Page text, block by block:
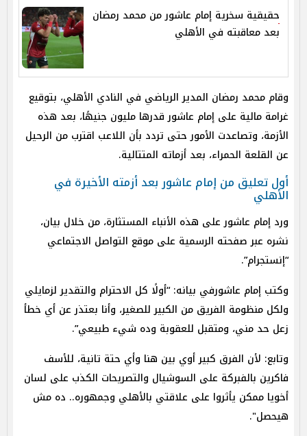
حقيقية سخرية إمام عاشور من محمد رمضان
بعد معاقبته في الأهلي
وقام محمد رمضان المدير الرياضي في النادي الأهلي، بتوقيع
غرامة مالية على إمام عاشور قدرها مليون جنيهًا، بعد هذه
الأزمة، وتصاعدت الأمور حتى تردد بأن اللاعب اقترب من الرحيل
عن القلعة الحمراء، بعد أزماته المتتالية.
أول تعليق من إمام عاشور بعد أزمته الأخيرة في
الأهلي
ورد إمام عاشور على هذه الأنباء المستثارة، من خلال بيان،
نشره عبر صفحته الرسمية على موقع التواصل الاجتماعي
“إنستجرام”.
وكتب إمام عاشورفي بيانه: “أولًا كل الاحترام والتقدير لزمايلي
ولكل منظومة الفريق من الكبير للصغير، وأنا بعتذر عن أي خطأ
زعل حد مني، ومتقبل للعقوبة وده شيء طبيعي”.
وتابع: لأن الفرق كبير أوي بين هنا وأي حتة تانية، للأسف
فاكرين بالفبركة على السوشيال والتصريحات الكذب على لسان
أخويا ممكن يأثروا على علاقتي بالأهلي وجمهوره.. ده مش
هيحصل".